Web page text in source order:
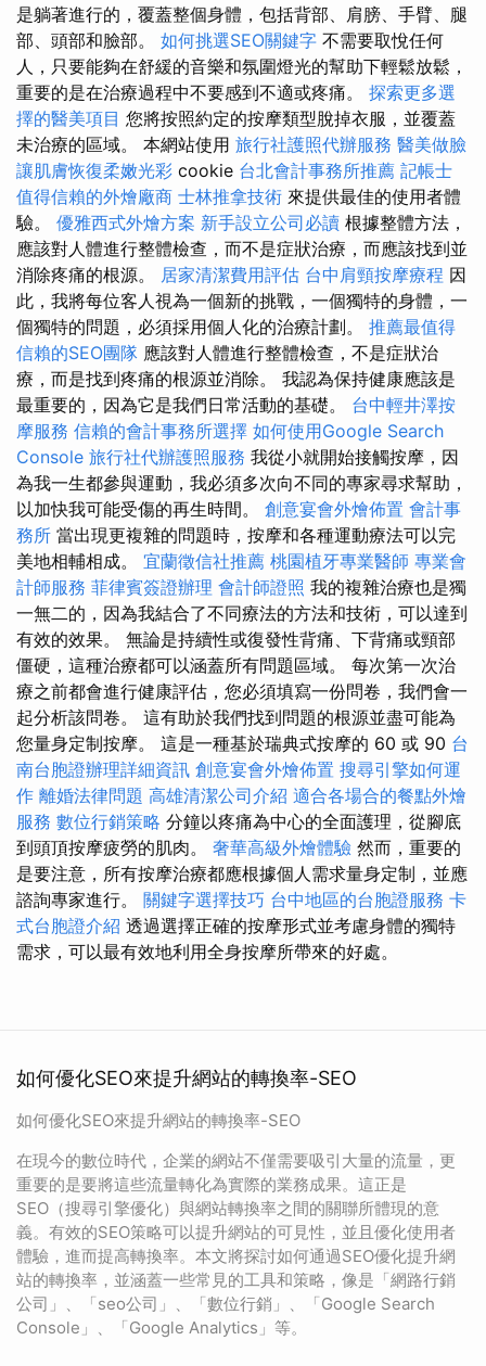
是躺著進行的，覆蓋整個身體，包括背部、肩膀、手臂、腿
部、頭部和臉部。 如何挑選SEO關鍵字 不需要取悅任何
人，只要能夠在舒緩的音樂和氛圍燈光的幫助下輕鬆放鬆，
重要的是在治療過程中不要感到不適或疼痛。 探索更多選
擇的醫美項目 您將按照約定的按摩類型脫掉衣服，並覆蓋
未治療的區域。 本網站使用 旅行社護照代辦服務 醫美做臉
讓肌膚恢復柔嫩光彩 cookie 台北會計事務所推薦 記帳士
值得信賴的外燴廠商 士林推拿技術 來提供最佳的使用者體
驗。 優雅西式外燴方案 新手設立公司必讀 根據整體方法，
應該對人體進行整體檢查，而不是症狀治療，而應該找到並
消除疼痛的根源。 居家清潔費用評估 台中肩頸按摩療程 因
此，我將每位客人視為一個新的挑戰，一個獨特的身體，一
個獨特的問題，必須採用個人化的治療計劃。 推薦最值得
信賴的SEO團隊 應該對人體進行整體檢查，不是症狀治
療，而是找到疼痛的根源並消除。 我認為保持健康應該是
最重要的，因為它是我們日常活動的基礎。 台中輕井澤按
摩服務 信賴的會計事務所選擇 如何使用Google Search
Console 旅行社代辦護照服務 我從小就開始接觸按摩，因
為我一生都參與運動，我必須多次向不同的專家尋求幫助，
以加快我可能受傷的再生時間。 創意宴會外燴佈置 會計事
務所 當出現更複雜的問題時，按摩和各種運動療法可以完
美地相輔相成。 宜蘭徵信社推薦 桃園植牙專業醫師 專業會
計師服務 菲律賓簽證辦理 會計師證照 我的複雜治療也是獨
一無二的，因為我結合了不同療法的方法和技術，可以達到
有效的效果。 無論是持續性或復發性背痛、下背痛或頸部
僵硬，這種治療都可以涵蓋所有問題區域。 每次第一次治
療之前都會進行健康評估，您必須填寫一份問卷，我們會一
起分析該問卷。 這有助於我們找到問題的根源並盡可能為
您量身定制按摩。 這是一種基於瑞典式按摩的 60 或 90 台
南台胞證辦理詳細資訊 創意宴會外燴佈置 搜尋引擎如何運
作 離婚法律問題 高雄清潔公司介紹 適合各場合的餐點外燴
服務 數位行銷策略 分鐘以疼痛為中心的全面護理，從腳底
到頭頂按摩疲勞的肌肉。 奢華高級外燴體驗 然而，重要的
是要注意，所有按摩治療都應根據個人需求量身定制，並應
諮詢專家進行。 關鍵字選擇技巧 台中地區的台胞證服務 卡
式台胞證介紹 透過選擇正確的按摩形式並考慮身體的獨特
需求，可以最有效地利用全身按摩所帶來的好處。
如何優化SEO來提升網站的轉換率-SEO
如何優化SEO來提升網站的轉換率-SEO
在現今的數位時代，企業的網站不僅需要吸引大量的流量，更
重要的是要將這些流量轉化為實際的業務成果。這正是
SEO（搜尋引擎優化）與網站轉換率之間的關聯所體現的意
義。有效的SEO策略可以提升網站的可見性，並且優化使用者
體驗，進而提高轉換率。本文將探討如何通過SEO優化提升網
站的轉換率，並涵蓋一些常見的工具和策略，像是「網路行銷
公司」、「seo公司」、「數位行銷」、「Google Search
Console」、「Google Analytics」等。